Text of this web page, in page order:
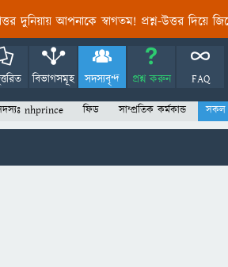
দুনিয়ায় আপনাকে স্বাগতম! প্রশ্ন-উত্তর দিয়ে
বিভাগসমূহ সদস্যবৃন্দ প্রশ্ন করুন FAQ
nhprince ফিড সাম্প্রতিক কর্মকান্ড সকল